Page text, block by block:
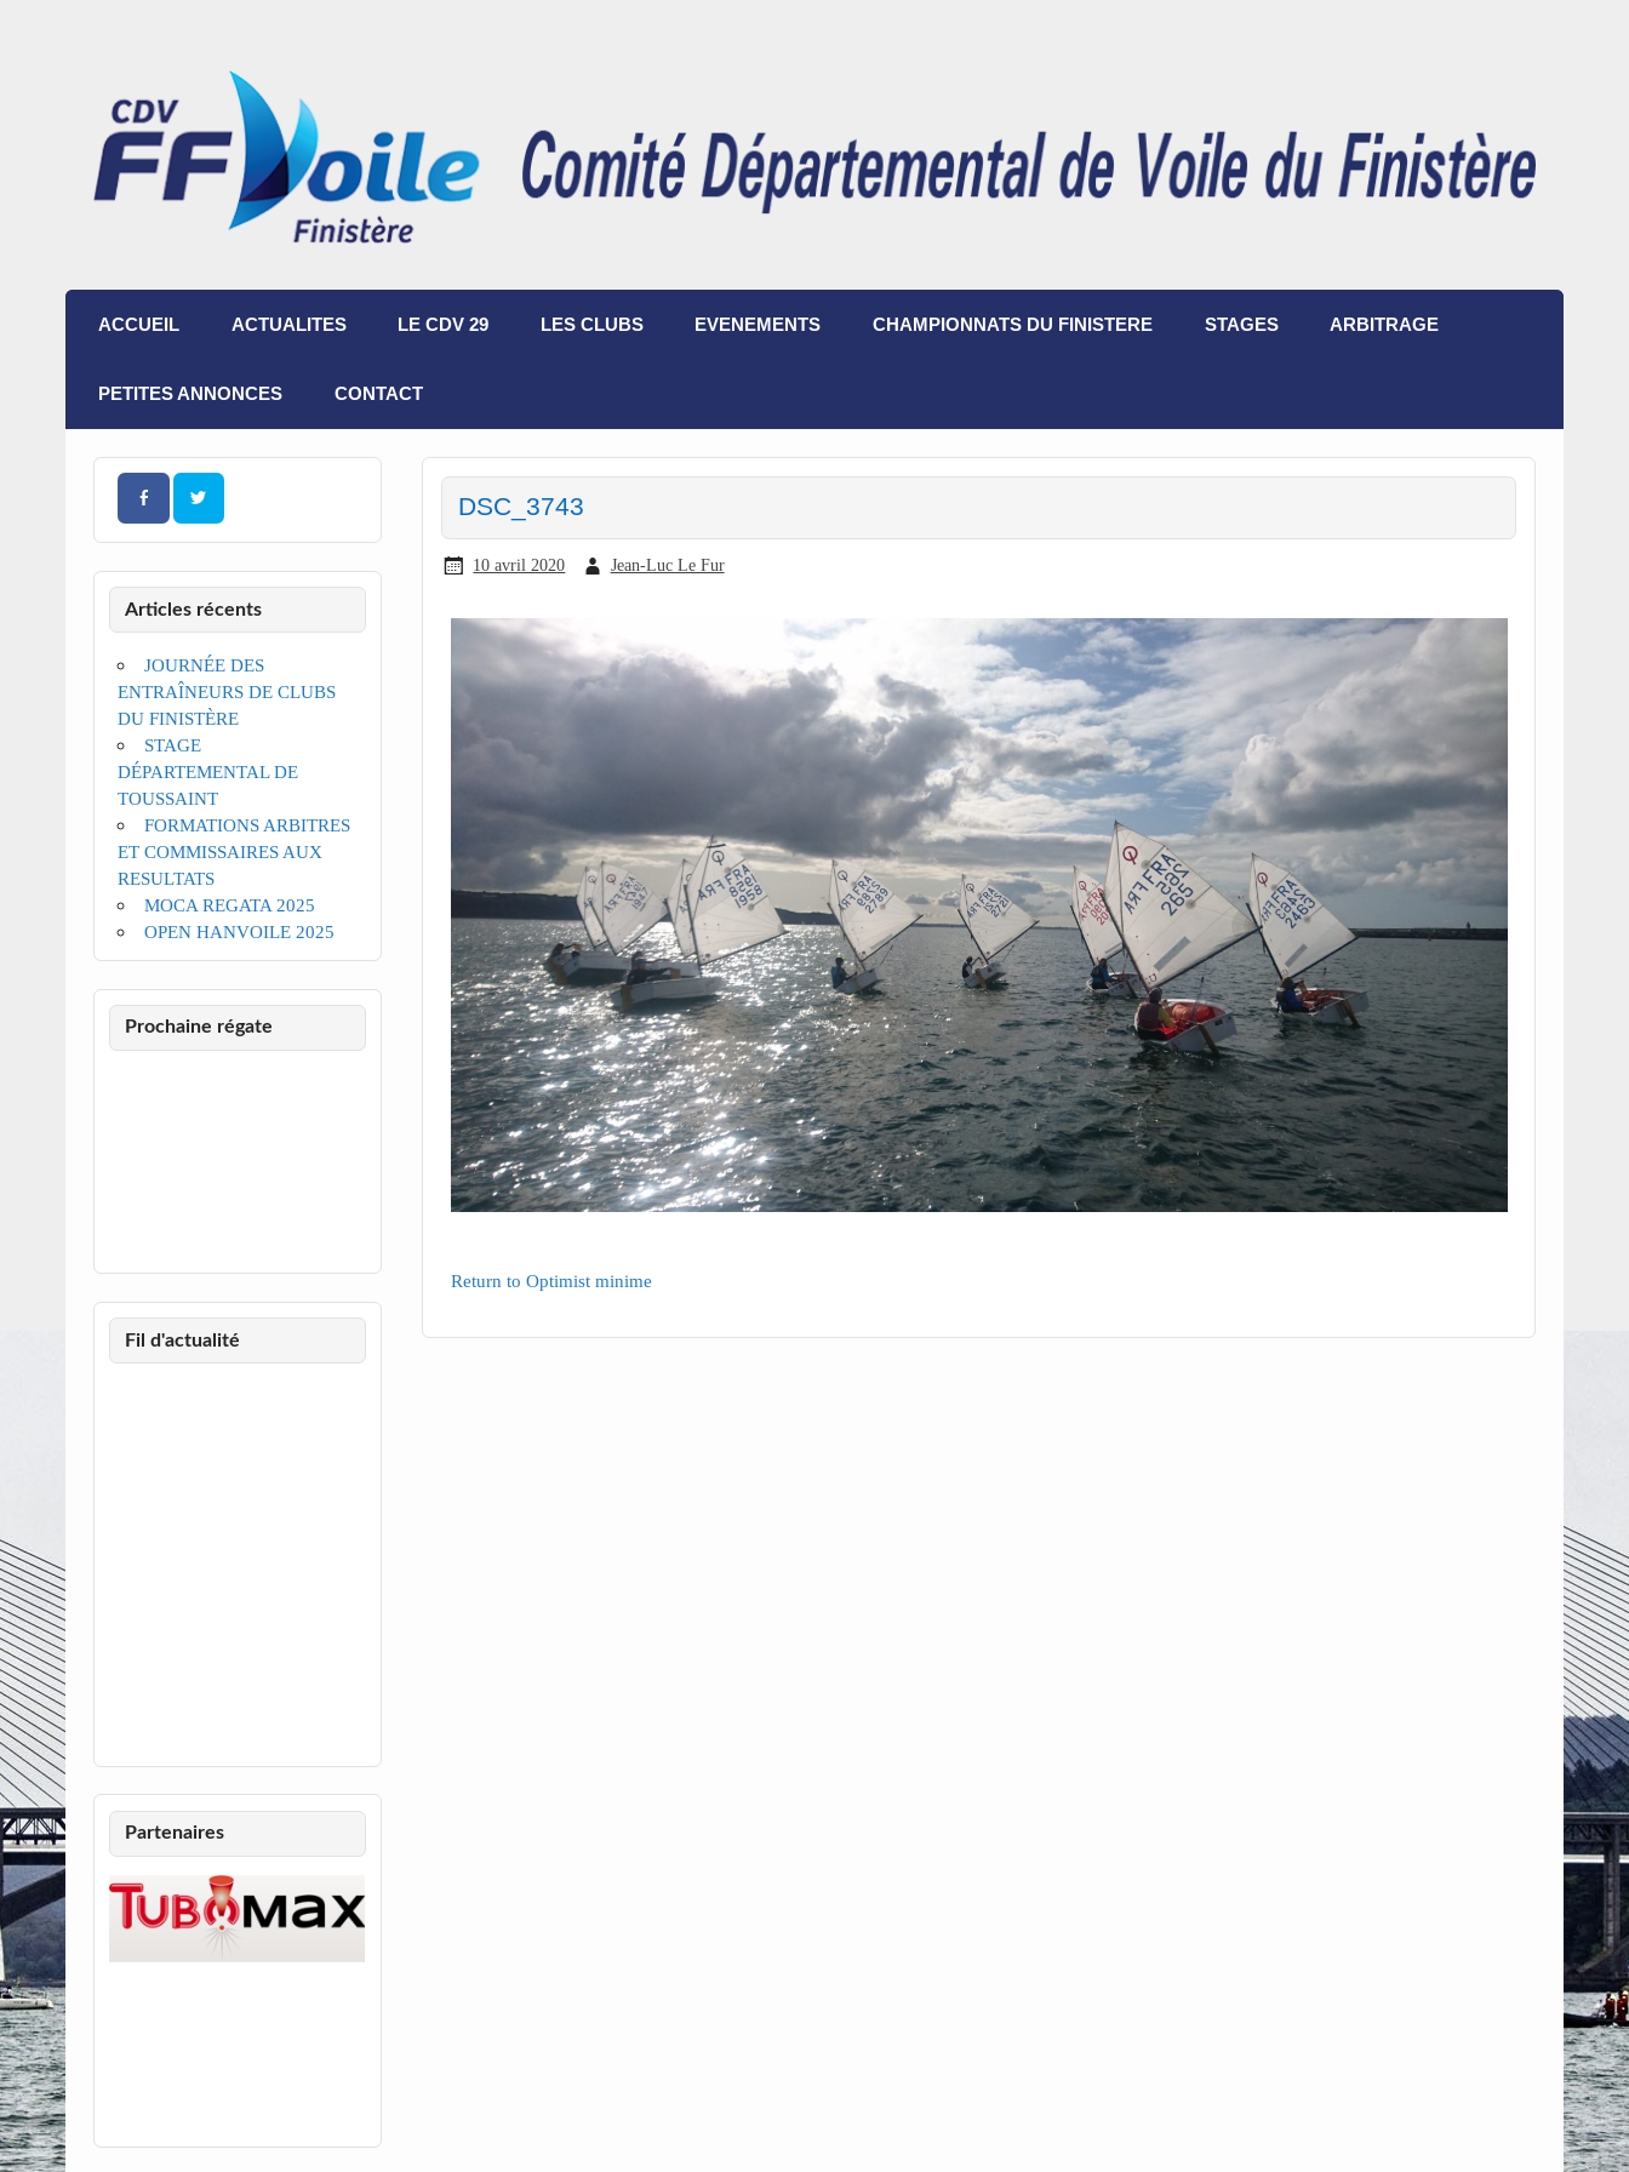
ACCUEIL ACTUALITES LE CDV 29 LES CLUBS EVENEMENTS CHAMPIONNATS DU FINISTERE STAGES ARBITRAGE
PETITES ANNONCES CONTACT
DSC_3743
10 avril 2020 Jean-Luc Le Fur
Return to Optimist minime
Articles récents
JOURNÉE DES
ENTRAÎNEURS DE CLUBS
DU FINISTÈRE
STAGE
DÉPARTEMENTAL DE
TOUSSAINT
FORMATIONS ARBITRES
ET COMMISSAIRES AUX
RESULTATS
MOCA REGATA 2025
OPEN HANVOILE 2025
Prochaine régate
Fil d'actualité
Partenaires